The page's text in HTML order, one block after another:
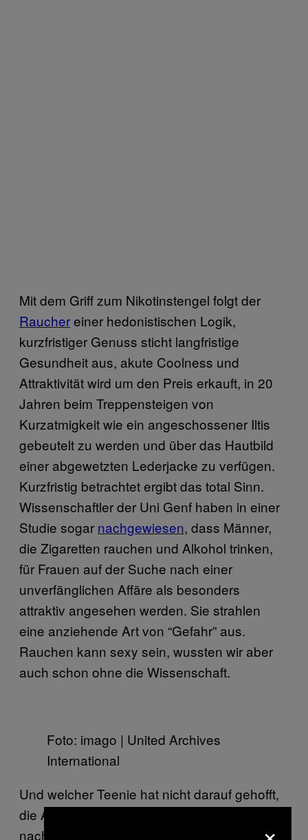
Mit dem Griff zum Nikotinstengel folgt der
Rauchereiner hedonistischen Logik,
kurzfristiger Genuss sticht langfristige
Gesundheit aus, akute Coolness und
Attraktivität wird um den Preis erkauft, in 20
Jahren beim Treppensteigen von
Kurzatmigkeit wie ein angeschossener Iltis
gebeutelt zu werden und über das Hautbild
einer abgewetzten Lederjacke zu verfügen.
Kurzfristig betrachtet ergibt das total Sinn.
Wissenschaftler der Uni Genf haben in einer
Studie sogar nachgewiesen, dass Männer,
die Zigaretten rauchen und Alkohol trinken,
für Frauen auf der Suche nach einer
unverfänglichen Affäre als besonders
attraktiv angesehen werden. Sie strahlen
eine anziehende Art von “Gefahr” aus.
Rauchen kann sexy sein, wussten wir aber
auch schon ohne die Wissenschaft.
Foto: imago | United Archives
International
Und welcher Teenie hat nicht darauf gehofft,
die Aura eines coolen Badass auszustrahlen,
nachdem er als Erster in seiner Clique zu